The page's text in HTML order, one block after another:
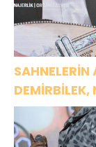
DEMİRBİLEK,
ASSOLİST